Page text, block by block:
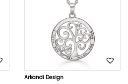
Arkandi Design